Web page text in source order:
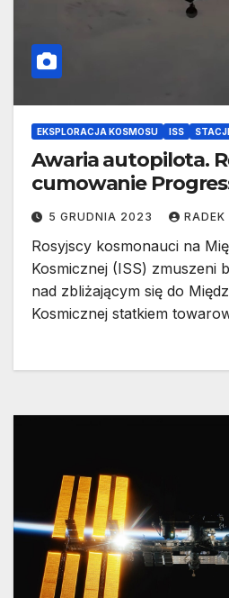
EKSPLORACJA KOSMOSU ISS
Awaria autopilota.
cumowanie
5 GRUDNIA 2023 RADEK
Rosyjscy kosmonauci na
Kosmicznej (ISS) zmuszeni
nad zbliżającym się do
Kosmicznej statkiem